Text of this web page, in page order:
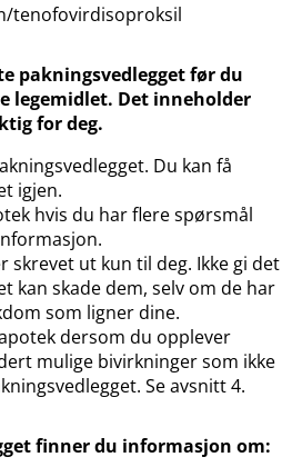
​tenofovirdisoproksil
pakningsvedlegget før du
legemidlet. Det inneholder
for deg.
Du kan få
igjen.
hvis du har flere spørsmål
skrevet ut kun til deg. Ikke gi det
kan skade dem, selv om de har
som ligner dine.
dersom du opplever
mulige bivirkninger som ikke
Se avsnitt 4.
finner du informasjon om: